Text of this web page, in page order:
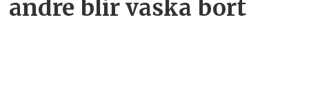
andre blir vaska bort